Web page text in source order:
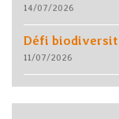
14/07/2026
Défi
11/07/2026